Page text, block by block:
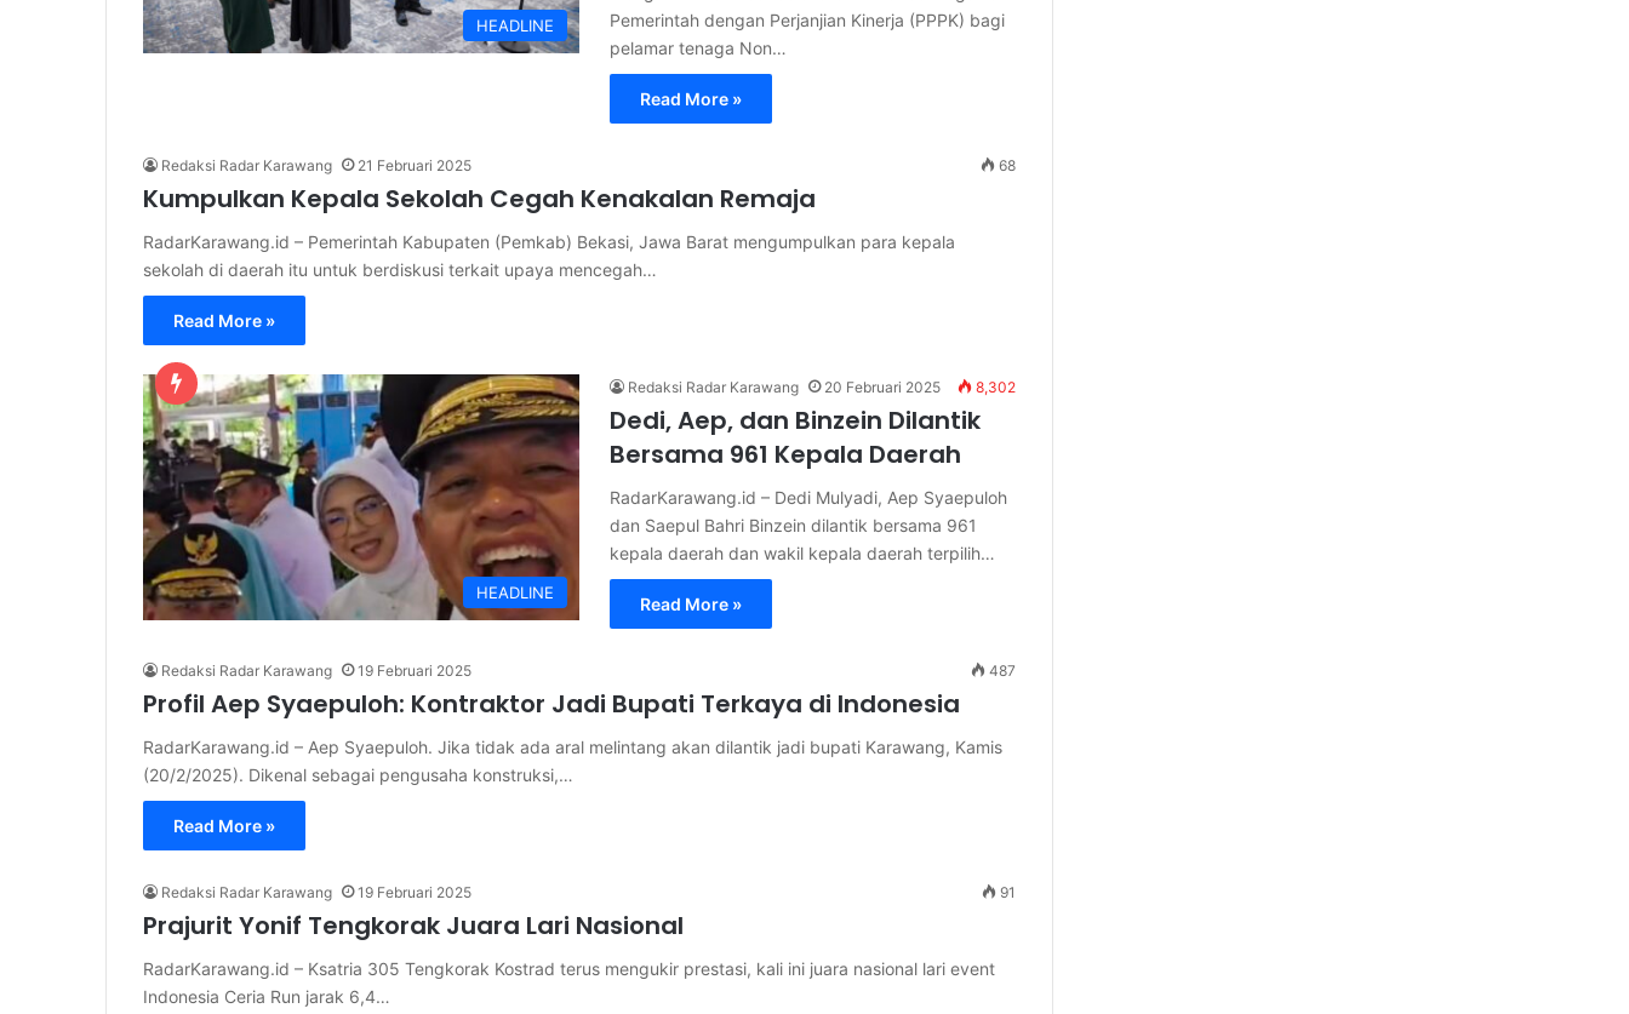
HEADLINE
Pemerintah dengan Perjanjian Kinerja (PPPK) bagi
pelamar tenaga Non…
Read More »
Redaksi Radar Karawang 21 Februari 2025 68
Kumpulkan Kepala Sekolah Cegah Kenakalan Remaja
RadarKarawang.id – Pemerintah Kabupaten (Pemkab) Bekasi, Jawa Barat mengumpulkan para kepala
sekolah di daerah itu untuk berdiskusi terkait upaya mencegah…
Read More »
HEADLINE
Redaksi Radar Karawang 20 Februari 2025 8,302
Dedi, Aep, dan Binzein Dilantik
Bersama 961 Kepala Daerah
RadarKarawang.id – Dedi Mulyadi, Aep Syaepuloh
dan Saepul Bahri Binzein dilantik bersama 961
kepala daerah dan wakil kepala daerah terpilih…
Read More »
Redaksi Radar Karawang 19 Februari 2025 487
Profil Aep Syaepuloh: Kontraktor Jadi Bupati Terkaya di Indonesia
RadarKarawang.id – Aep Syaepuloh. Jika tidak ada aral melintang akan dilantik jadi bupati Karawang, Kamis
(20/2/2025). Dikenal sebagai pengusaha konstruksi,…
Read More »
Redaksi Radar Karawang 19 Februari 2025 91
Prajurit Yonif Tengkorak Juara Lari Nasional
RadarKarawang.id – Ksatria 305 Tengkorak Kostrad terus mengukir prestasi, kali ini juara nasional lari event
Indonesia Ceria Run jarak 6,4…